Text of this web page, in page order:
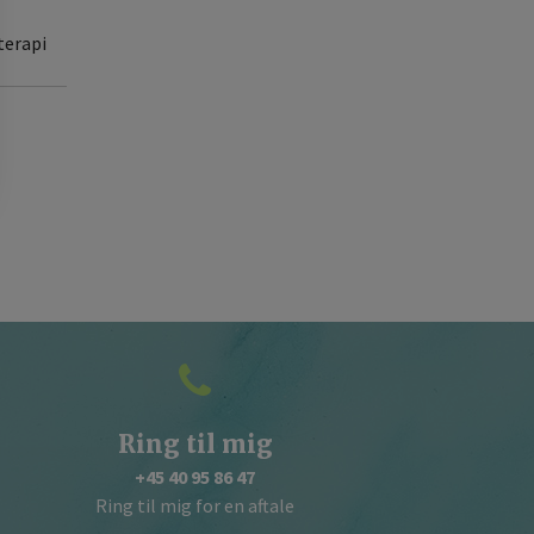
Ring til mig
+45 40 95 86 47
Ring til mig for en aftale